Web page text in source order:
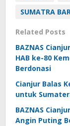
SUMATRA
Related Posts
BAZNAS
HAB ke-80
Berdonasi
Cianjur Balas
untuk
BAZNAS
Angin Puting